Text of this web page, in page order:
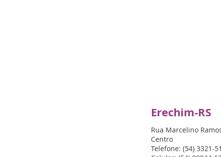
Erechim-RS
Rua Marcelino
Centro
Telefone: (54) 3321-